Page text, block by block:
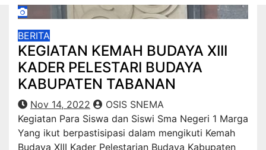
BERITA
KEGIATAN KEMAH BUDAYA XIII
KADER PELESTARI BUDAYA
KABUPATEN TABANAN
Nov 14, 2022
OSIS SNEMA
Kegiatan Para Siswa dan Siswi Sma Negeri 1 Marga
Yang ikut berpastisipasi dalam mengikuti Kemah
Budaya XIII Kader Pelestarian Budaya Kabupaten